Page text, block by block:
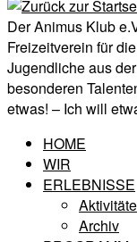
Der Animus Klub
Freizeitverein für
Jugendliche aus
besonderen
etwas! – Ich will
HOME
WIR
ERLEBNISSE
Archiv